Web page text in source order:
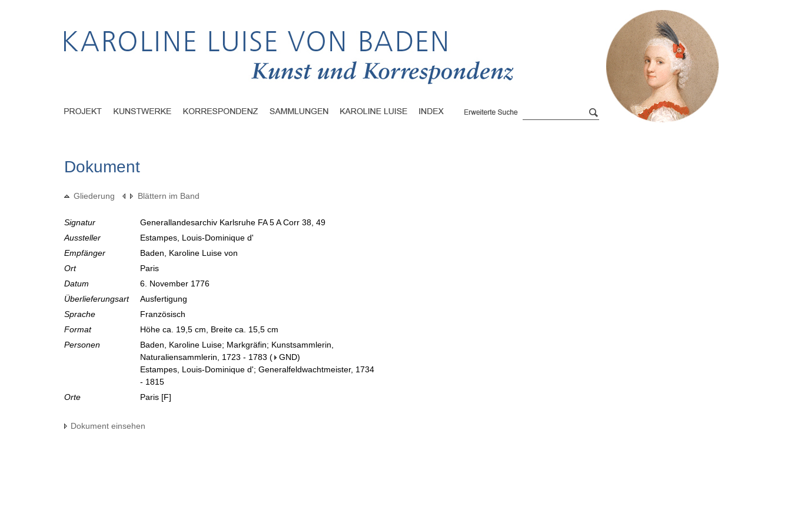
Dokument
Gliederung Blättern im Band
Signatur
Generallandesarchiv Karlsruhe FA 5 A Corr 38, 49
Aussteller
Estampes, Louis-Dominique d'
Empfänger
Baden, Karoline Luise von
Ort
Paris
Datum
6. November 1776
Überlieferungsart
Ausfertigung
Sprache
Französisch
Format
Höhe ca. 19,5 cm, Breite ca. 15,5 cm
Personen
Baden, Karoline Luise; Markgräfin; Kunstsammlerin,
Naturaliensammlerin, 1723 - 1783 ( GND)
Estampes, Louis-Dominique d'; Generalfeldwachtmeister, 1734
- 1815
Orte
Paris [F]
Dokument einsehen